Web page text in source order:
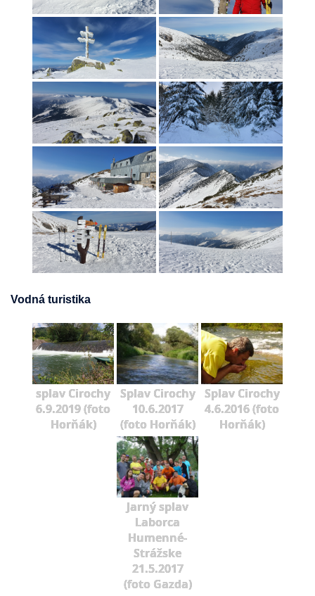
Vodná turistika
splav Cirochy
6.9.2019 (foto
Horňák)
Splav Cirochy
10.6.2017
(foto Horňák)
Splav Cirochy
4.6.2016 (foto
Horňák)
Jarný splav
Laborca
Humenné-
Strážske
21.5.2017
(foto Gazda)